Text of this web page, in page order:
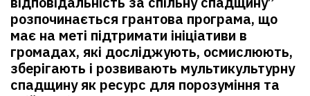
розпочинається грантова програма, що
має на меті підтримати ініціативи в
громадах, які досліджують, осмислюють,
зберігають і розвивають мультикультурну
спадщину як ресурс для порозуміння та